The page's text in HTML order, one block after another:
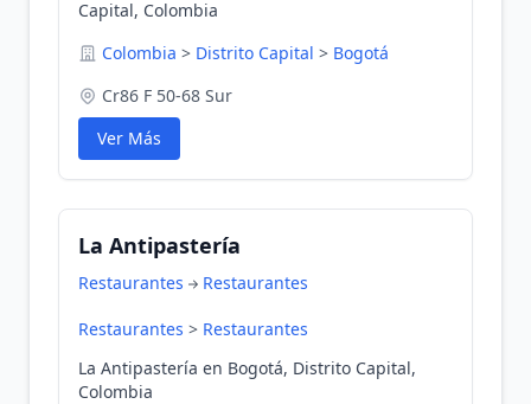
Capital, Colombia
Colombia > Distrito Capital > Bogotá
Cr86 F 50-68 Sur
Ver Más
La Antipastería
Restaurantes Restaurantes
Restaurantes > Restaurantes
La Antipastería en Bogotá, Distrito Capital,
Colombia